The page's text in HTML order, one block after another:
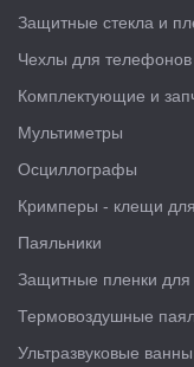
Защитные стекла и
Чехлы для телефонов
Комплектующие и
Мультиметры
Осциллографы
Кримперы - клещи
Паяльники
Защитные пленки
Термовоздушные
Ультразвуковые ванны